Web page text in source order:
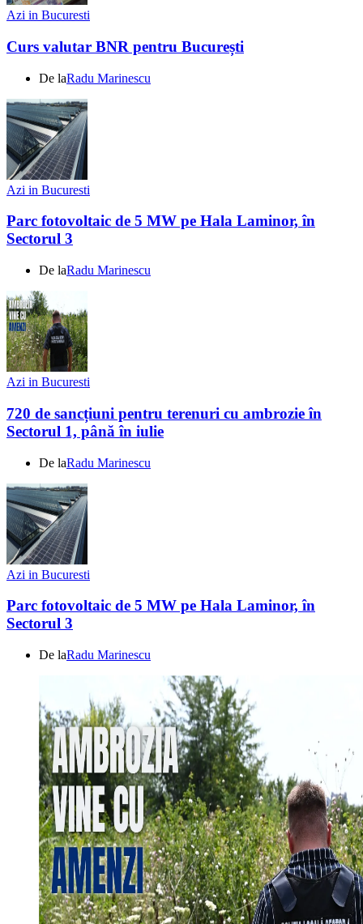
Azi in Bucuresti
Curs valutar BNR pentru București
De laRadu Marinescu
Azi in Bucuresti
Parc fotovoltaic de 5 MW pe Hala Laminor, în
Sectorul 3
De laRadu Marinescu
Azi in Bucuresti
720 de sancțiuni pentru terenuri cu ambrozie în
Sectorul 1, până în iulie
De laRadu Marinescu
Azi in Bucuresti
Parc fotovoltaic de 5 MW pe Hala Laminor, în
Sectorul 3
De laRadu Marinescu